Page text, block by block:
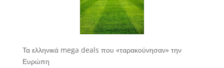
Τα ελληνικά mega deals που «ταρακούνησαν» την
Ευρώπη